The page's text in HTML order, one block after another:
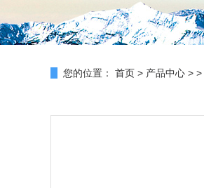
您的位置： 首页 > 产品中心 > >